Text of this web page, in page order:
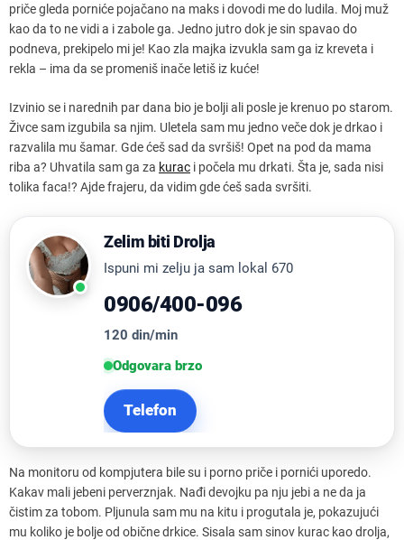
priče gleda porniće pojačano na maks i dovodi me do ludila. Moj muž
kao da to ne vidi a i zabole ga. Jedno jutro dok je sin spavao do
podneva, prekipelo mi je! Kao zla majka izvukla sam ga iz kreveta i
rekla – ima da se promeniš inače letiš iz kuće!
Izvinio se i narednih par dana bio je bolji ali posle je krenuo po starom.
Živce sam izgubila sa njim. Uletela sam mu jedno veče dok je drkao i
razvalila mu šamar. Gde ćeš sad da svršiš! Opet na pod da mama
riba a? Uhvatila sam ga za kurac i počela mu drkati. Šta je, sada nisi
tolika faca!? Ajde frajeru, da vidim gde ćeš sada svršiti.
Zelim biti Drolja
Ispuni mi zelju ja sam lokal 670
0906/400-096
120 din/min
Odgovara brzo
Telefon
Na monitoru od kompjutera bile su i porno priče i pornići uporedo.
Kakav mali jebeni perverznjak. Nađi devojku pa nju jebi a ne da ja
čistim za tobom. Pljunula sam mu na kitu i progutala je, pokazujući
mu koliko je bolje od obične drkice. Sisala sam sinov kurac kao drolja,